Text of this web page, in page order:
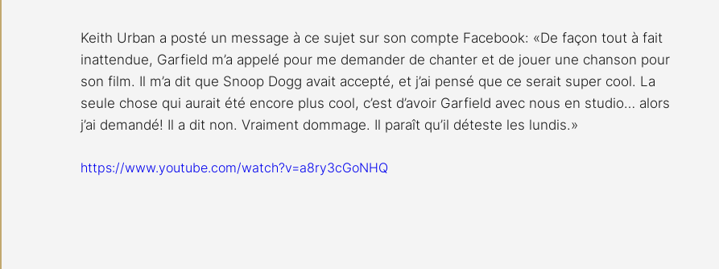
Keith Urban a posté un message à ce sujet sur son compte Facebook: «De façon tout à fait
inattendue, Garfield m’a appelé pour me demander de chanter et de jouer une chanson pour
son film. Il m’a dit que Snoop Dogg avait accepté, et j’ai pensé que ce serait super cool. La
seule chose qui aurait été encore plus cool, c’est d’avoir Garfield avec nous en studio… alors
j’ai demandé! Il a dit non. Vraiment dommage. Il paraît qu’il déteste les lundis.»
https://www.youtube.com/watch?v=a8ry3cGoNHQ